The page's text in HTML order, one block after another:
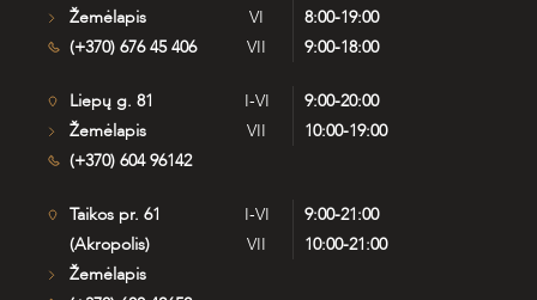
Žemėlapis
(+370) 676 45 406
VI
8:00-19:00
VII
9:00-18:00
Liepų g. 81
Žemėlapis
(+370) 604 96142
I-VI
9:00-20:00
VII
10:00-19:00
Taikos pr. 61
(Akropolis)
Žemėlapis
I-VI
9:00-21:00
VII
10:00-21:00